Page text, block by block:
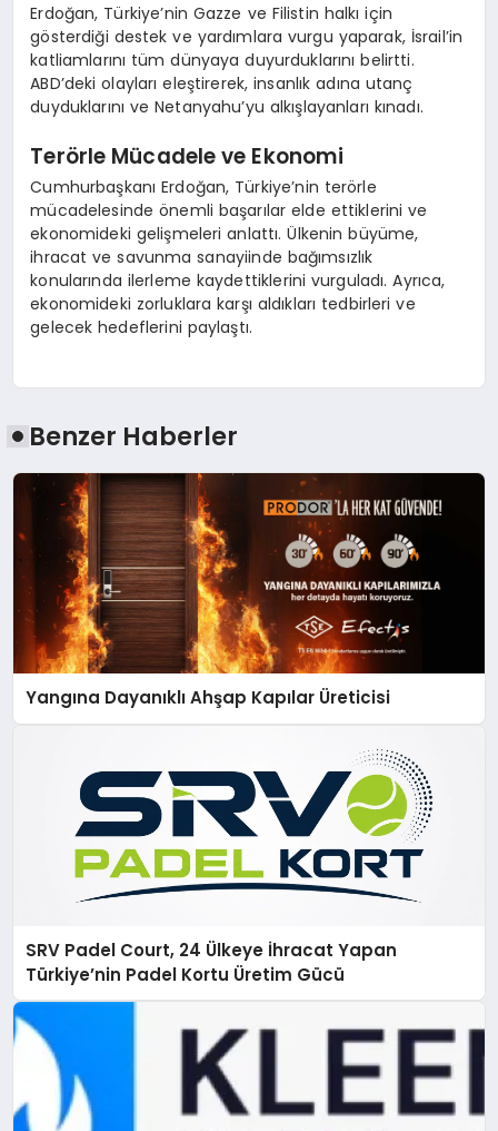
Erdoğan, Türkiye’nin Gazze ve Filistin halkı için
gösterdiği destek ve yardımlara vurgu yaparak, İsrail’in
katliamlarını tüm dünyaya duyurduklarını belirtti.
ABD’deki olayları eleştirerek, insanlık adına utanç
duyduklarını ve Netanyahu’yu alkışlayanları kınadı.
Terörle Mücadele ve Ekonomi
Cumhurbaşkanı Erdoğan, Türkiye’nin terörle
mücadelesinde önemli başarılar elde ettiklerini ve
ekonomideki gelişmeleri anlattı. Ülkenin büyüme,
ihracat ve savunma sanayiinde bağımsızlık
konularında ilerleme kaydettiklerini vurguladı. Ayrıca,
ekonomideki zorluklara karşı aldıkları tedbirleri ve
gelecek hedeflerini paylaştı.
Benzer Haberler
Yangına Dayanıklı Ahşap Kapılar Üreticisi
SRV Padel Court, 24 Ülkeye İhracat Yapan
Türkiye’nin Padel Kortu Üretim Gücü